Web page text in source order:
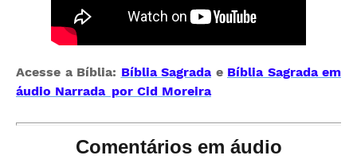
Acesse a Bíblia: Bíblia Sagrada e Bíblia Sagrada em
áudio Narrada por Cid Moreira
Comentários em áudio